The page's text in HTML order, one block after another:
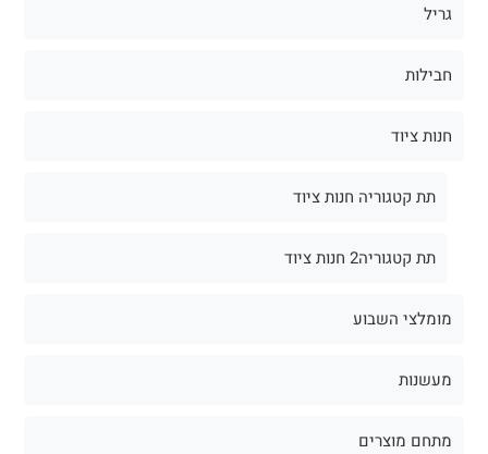
גריל
חבילות
חנות ציוד
תת קטגוריה חנות ציוד
תת קטגוריה2 חנות ציוד
מומלצי השבוע
מעשנות
מתחם מוצרים